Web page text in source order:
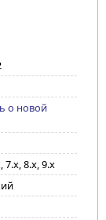
о новой
7.x, 8.x, 9.x